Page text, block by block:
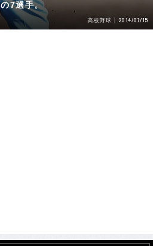
7選手。
高校野球 2014/07/15